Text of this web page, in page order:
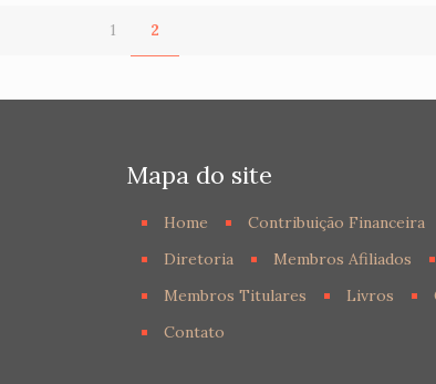
1 2
Mapa do site
Home Contribuição Financeira
Diretoria
Membros Afiliados
Membros Titulares
Livros
Contato